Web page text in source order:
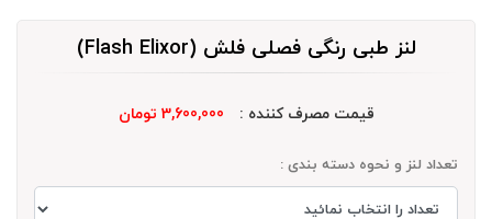
لنز طبی رنگی فصلی فلش (Flash Elixor)
قیمت مصرف کننده : 3,600,000 تومان
تعداد لنز و نحوه دسته بندی :